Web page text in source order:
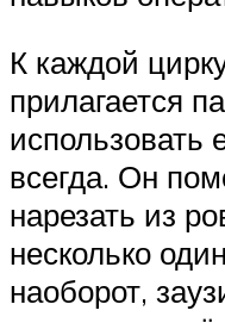
К каждой
прилагается
использовать
всегда. Он
нарезать из
несколько
наоборот,